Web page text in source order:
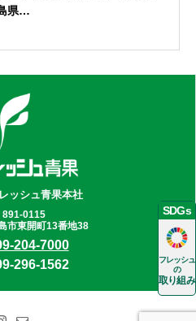
県…
ッシュ青果本社
891-0115
市東開町13番地38
204-7000
296-1562
SDGs
フレッシュ
の
取り組み